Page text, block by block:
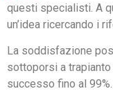
questi specialisti. A
un’idea ricercando i
La soddisfazione
sottoporsi a
successo fino al